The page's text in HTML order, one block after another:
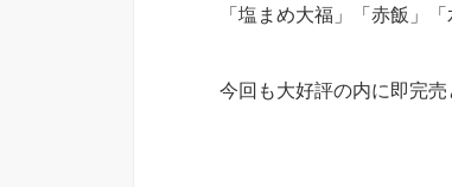
「塩まめ大福」「赤飯」
今回も大好評の内に即完売